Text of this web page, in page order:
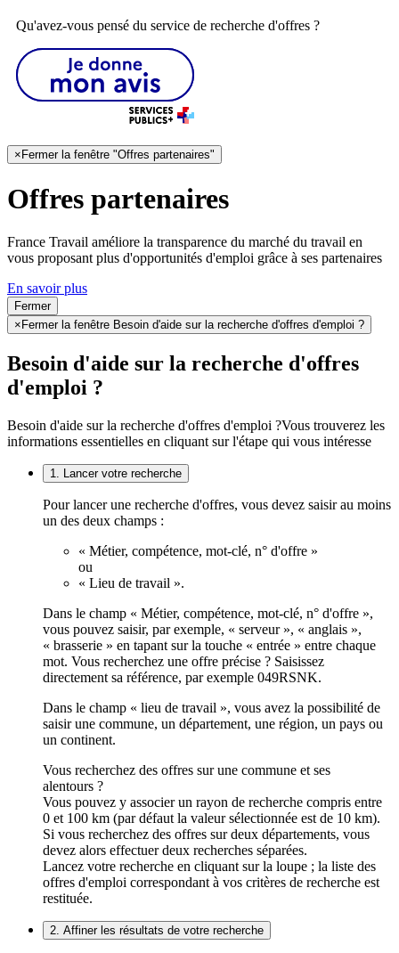
Qu'avez-vous pensé du service de recherche d'offres ?
×Fermer la fenêtre "Offres partenaires"
Offres partenaires
France Travail améliore la transparence du marché du travail en
vous proposant plus d'opportunités d'emploi grâce à ses partenaires
En savoir plus
Fermer
× Fermer la fenêtre Besoin d'aide sur la recherche d'offres d'emploi ?
Besoin d'aide sur la recherche d'offres
d'emploi ?
Besoin d'aide sur la recherche d'offres d'emploi ?Vous trouverez les
informations essentielles en cliquant sur l'étape qui vous intéresse
1. Lancer votre recherche
Pour lancer une recherche d'offres, vous devez saisir au moins
un des deux champs :
« Métier, compétence, mot-clé, n° d'offre »
ou
« Lieu de travail ».
Dans le champ « Métier, compétence, mot-clé, n° d'offre »,
vous pouvez saisir, par exemple, « serveur », « anglais »,
« brasserie » en tapant sur la touche « entrée » entre chaque
mot. Vous recherchez une offre précise ? Saisissez
directement sa référence, par exemple 049RSNK.
Dans le champ « lieu de travail », vous avez la possibilité de
saisir une commune, un département, une région, un pays ou
un continent.
Vous recherchez des offres sur une commune et ses
alentours ?
Vous pouvez y associer un rayon de recherche compris entre
0 et 100 km (par défaut la valeur sélectionnée est de 10 km).
Si vous recherchez des offres sur deux départements, vous
devez alors effectuer deux recherches séparées.
Lancez votre recherche en cliquant sur la loupe ; la liste des
offres d'emploi correspondant à vos critères de recherche est
restituée.
2. Affiner les résultats de votre recherche